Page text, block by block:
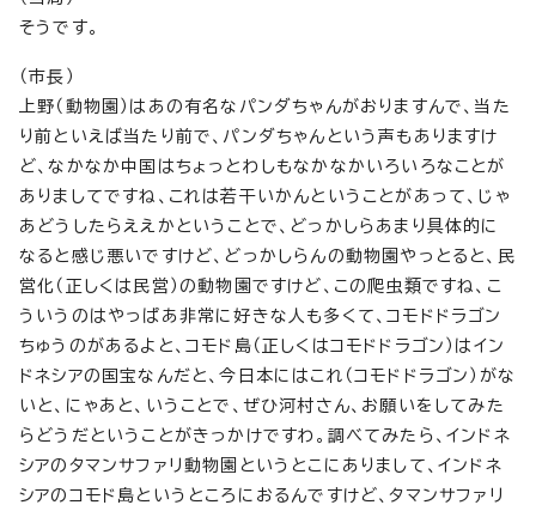
そうです。
（市長）
上野（動物園）はあの有名なパンダちゃんがおりますんで、当た
り前といえば当たり前で、パンダちゃんという声もありますけ
ど、なかなか中国はちょっとわしもなかなかいろいろなことが
ありましてですね、これは若干いかんということがあって、じゃ
あどうしたらええかということで、どっかしらあまり具体的に
なると感じ悪いですけど、どっかしらんの動物園やっとると、民
営化（正しくは民営）の動物園ですけど、この爬虫類ですね、こ
ういうのはやっぱあ非常に好きな人も多くて、コモドドラゴン
ちゅうのがあるよと、コモド島（正しくはコモドドラゴン）はイン
ドネシアの国宝なんだと、今日本にはこれ（コモドドラゴン）がな
いと、にゃあと、いうことで、ぜひ河村さん、お願いをしてみた
らどうだということがきっかけですわ。調べてみたら、インドネ
シアのタマンサファリ動物園というとこにありまして、インドネ
シアのコモド島というところにおるんですけど、タマンサファリ